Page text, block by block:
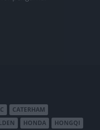
CATERHAM
HONDA
HONGQI